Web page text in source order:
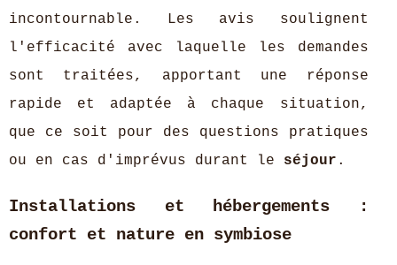
incontournable. Les avis soulignent
l'efficacité avec laquelle les demandes
sont traitées, apportant une réponse
rapide et adaptée à chaque situation,
que ce soit pour des questions pratiques
ou en cas d'imprévus durant le séjour .
Installations et hébergements :
confort et nature en symbiose